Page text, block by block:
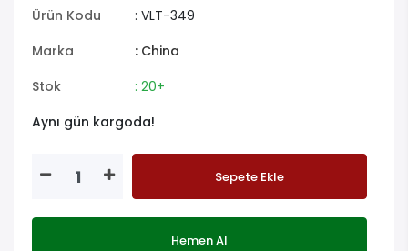
Ürün Kodu
: VLT-349
Marka
: China
Stok
: 20+
Aynı gün kargoda!
Sepete Ekle
Hemen Al